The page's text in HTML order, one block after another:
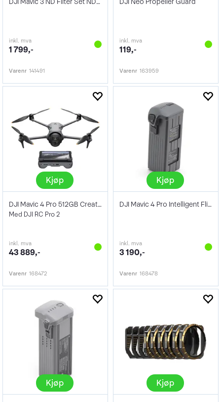
DJI Mavic 3 ND Filter Set ND4/8/16/32
inkl. mva
1 799,-
Varenr 141491
DJI Neo Propeller Guard
inkl. mva
119,-
Varenr 163959
Kjøp
DJI Mavic 4 Pro 512GB Creator Combo
Med DJI RC Pro 2
inkl. mva
43 889,-
Varenr 168472
Kjøp
DJI Mavic 4 Pro Intelligent Flight Batt
inkl. mva
3 190,-
Varenr 168478
Kjøp Kjøp